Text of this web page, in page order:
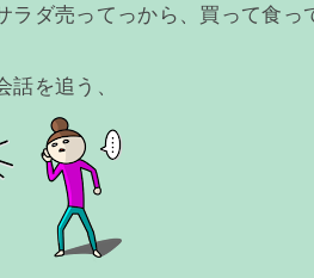
ダ売ってっから、買って食っ
を追う、